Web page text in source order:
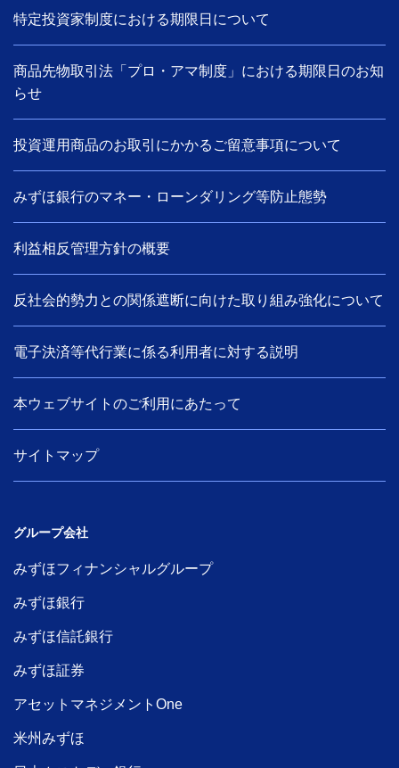
特定投資家制度における期限日について
商品先物取引法「プロ・アマ制度」における期限日のお知
らせ
投資運用商品のお取引にかかるご留意事項について
みずほ銀行のマネー・ローンダリング等防止態勢
利益相反管理方針の概要
反社会的勢力との関係遮断に向けた取り組み強化について
電子決済等代行業に係る利用者に対する説明
本ウェブサイトのご利用にあたって
サイトマップ
グループ会社
みずほフィナンシャルグループ
みずほ銀行
みずほ信託銀行
みずほ証券
アセットマネジメントOne
米州みずほ